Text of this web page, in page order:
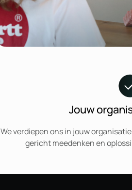
Jouw
We verdiepen ons in jouw
gericht meedenken en